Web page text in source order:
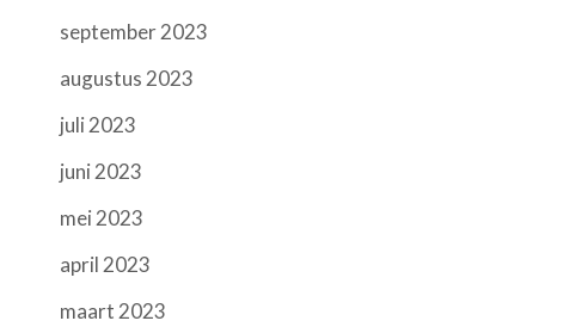
september 2023
augustus 2023
juli 2023
juni 2023
mei 2023
april 2023
maart 2023